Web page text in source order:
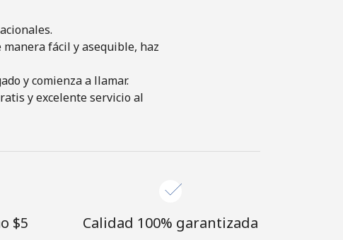
fácil y asequible, haz
y comienza a llamar.
y excelente servicio al
⁦$5⁩ Calidad 100% garantizada